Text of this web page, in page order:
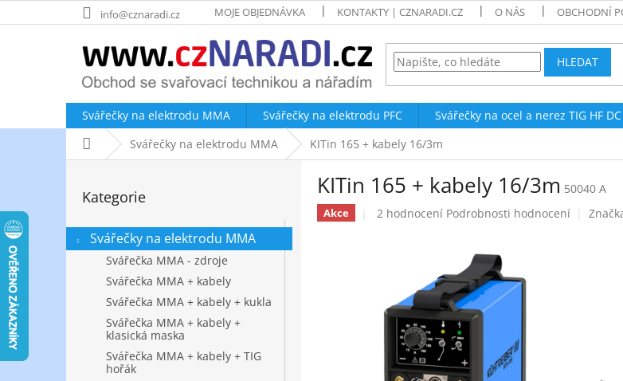
na
info@cznaradi.cz MOJE OBJEDNÁVKA KONTAKTY | CZNARADI.CZ O NÁS OBCHODNÍ
HLEDAT
Svářečky na elektrodu MMA Svářečky na elektrodu PFC Svářečky na ocel a nerez TIG HF DC
Domů Svářečky na elektrodu MMA KITin 165 + kabely 16/3m
a
kategorie
Kategorie
Svářečky na elektrodu MMA
Svářečka MMA - zdroje
Svářečka MMA + kabely
Svářečka MMA + kabely + kukla
Svářečka MMA + kabely +
klasická maska
Svářečka MMA + kabely + TIG
hořák
KITin 165 + kabely 16/3m 50040 A
Akce
Průměrné
hvězdiček.
2 hodnocení Podrobnosti hodnocení